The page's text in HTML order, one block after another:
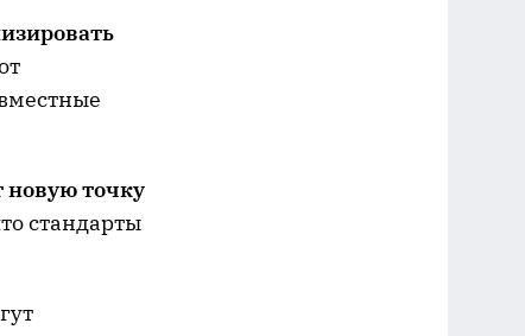
новую точку
стандарты